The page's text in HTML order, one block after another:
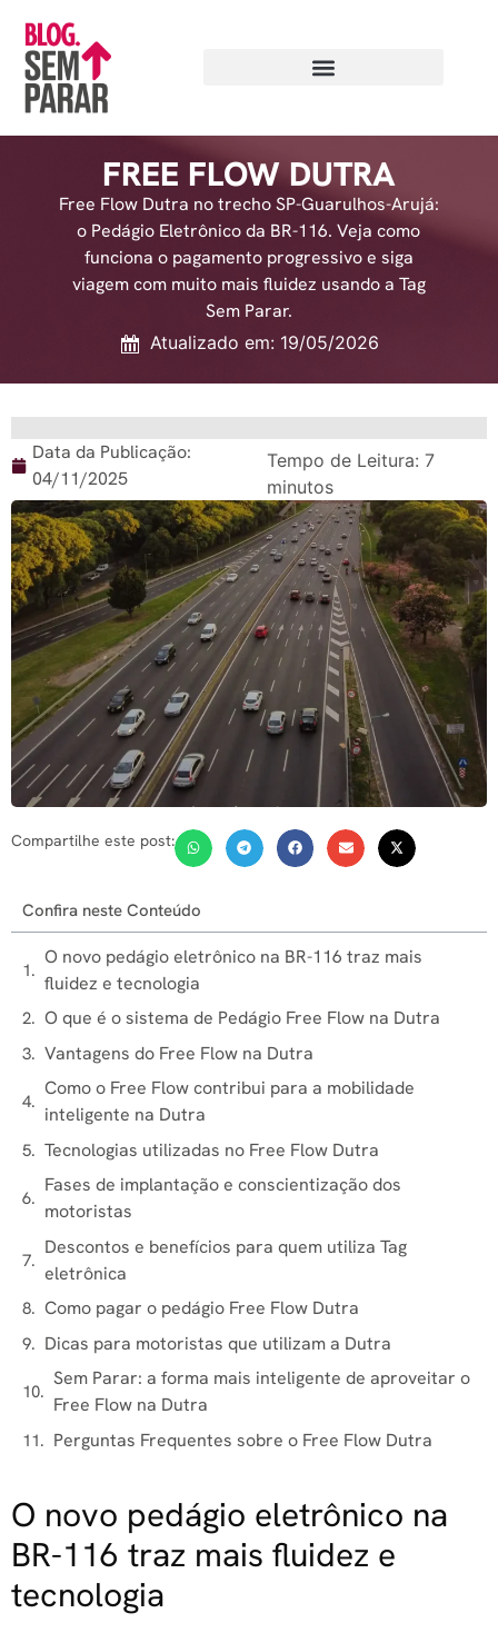
FREE FLOW DUTRA
Free Flow Dutra no trecho SP-Guarulhos-Arujá:
o Pedágio Eletrônico da BR-116. Veja como
funciona o pagamento progressivo e siga
viagem com muito mais fluidez usando a Tag
Sem Parar.
Atualizado em: 19/05/2026
Data da Publicação:
04/11/2025
Tempo de Leitura: 7
minutos
Compartilhe este post:
Confira neste Conteúdo
O novo pedágio eletrônico na BR-116 traz mais
fluidez e tecnologia
O que é o sistema de Pedágio Free Flow na Dutra
Vantagens do Free Flow na Dutra
Como o Free Flow contribui para a mobilidade
inteligente na Dutra
Tecnologias utilizadas no Free Flow Dutra
Fases de implantação e conscientização dos
motoristas
Descontos e benefícios para quem utiliza Tag
eletrônica
Como pagar o pedágio Free Flow Dutra
Dicas para motoristas que utilizam a Dutra
Sem Parar: a forma mais inteligente de aproveitar o
Free Flow na Dutra
Perguntas Frequentes sobre o Free Flow Dutra
O novo pedágio eletrônico na
BR-116 traz mais fluidez e
tecnologia